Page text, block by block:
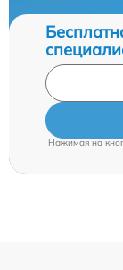
Нажимая на